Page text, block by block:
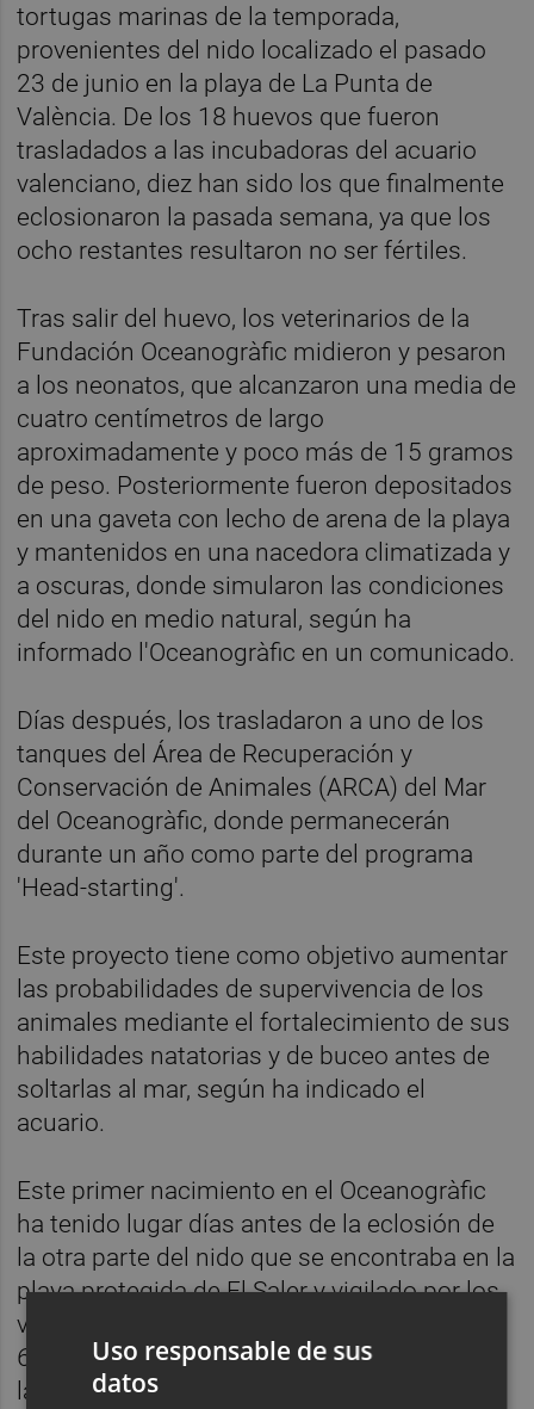
tortugas marinas de la temporada,
provenientes del nido localizado el pasado
23 de junio en la playa de La Punta de
València. De los 18 huevos que fueron
trasladados a las incubadoras del acuario
valenciano, diez han sido los que finalmente
eclosionaron la pasada semana, ya que los
ocho restantes resultaron no ser fértiles.
Tras salir del huevo, los veterinarios de la
Fundación Oceanogràfic midieron y pesaron
a los neonatos, que alcanzaron una media de
cuatro centímetros de largo
aproximadamente y poco más de 15 gramos
de peso. Posteriormente fueron depositados
en una gaveta con lecho de arena de la playa
y mantenidos en una nacedora climatizada y
a oscuras, donde simularon las condiciones
del nido en medio natural, según ha
informado l'Oceanogràfic en un comunicado.
Días después, los trasladaron a uno de los
tanques del Área de Recuperación y
Conservación de Animales (ARCA) del Mar
del Oceanogràfic, donde permanecerán
durante un año como parte del programa
'Head-starting'.
Este proyecto tiene como objetivo aumentar
las probabilidades de supervivencia de los
animales mediante el fortalecimiento de sus
habilidades natatorias y de buceo antes de
soltarlas al mar, según ha indicado el
acuario.
Este primer nacimiento en el Oceanogràfic
ha tenido lugar días antes de la eclosión de
la otra parte del nido que se encontraba en la
playa protegida de El Saler y vigilado por los
voluntarios de la ONG Xaloc. Del total de las
69 tortugas que nacieron hace unos días en
la playa, 55 emprendieron su viaje al mar y
Uso responsable de sus
datos